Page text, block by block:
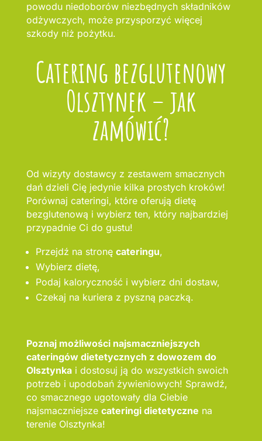
powodu niedoborów niezbędnych składników
odżywczych, może przysporzyć więcej
szkody niż pożytku.
Catering bezglutenowy
Olsztynek – jak
zamówić?
Od wizyty dostawcy z zestawem smacznych
dań dzieli Cię jedynie kilka prostych kroków!
Porównaj cateringi, które oferują dietę
bezglutenową i wybierz ten, który najbardziej
przypadnie Ci do gustu!
Przejdź na stronę cateringu,
Wybierz dietę,
Podaj kaloryczność i wybierz dni dostaw,
Czekaj na kuriera z pyszną paczką.
Poznaj możliwości najsmaczniejszych
cateringów dietetycznych z dowozem do
Olsztynkai dostosuj ją do wszystkich swoich
potrzeb i upodobań żywieniowych! Sprawdź,
co smacznego ugotowały dla Ciebie
najsmaczniejsze cateringi dietetyczne na
terenie Olsztynka!